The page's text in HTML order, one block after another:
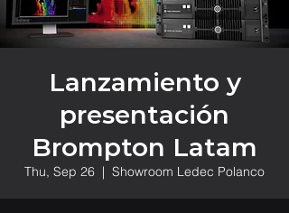
Lanzamiento y
presentación
Brompton Latam
Thu, Sep 26
  |
Showroom Ledec Polanco